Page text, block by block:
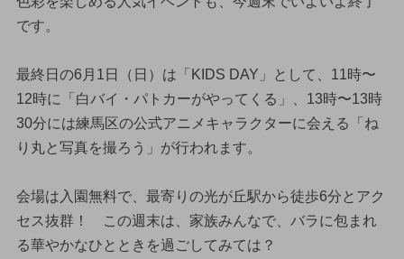
です。
最終日の6月1日（日）は「KIDS DAY」として、11時〜
12時に「白バイ・パトカーがやってくる」、13時〜13時
30分には練馬区の公式アニメキャラクターに会える「ね
り丸と写真を撮ろう」が行われます。
会場は入園無料で、最寄りの光が丘駅から徒歩6分とアク
セス抜群！ この週末は、家族みんなで、バラに包まれ
る華やかなひとときを過ごしてみては？